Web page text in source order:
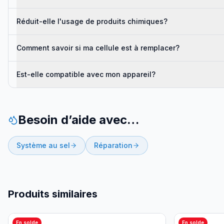
Réduit-elle l'usage de produits chimiques?
Comment savoir si ma cellule est à remplacer?
Est-elle compatible avec mon appareil?
Besoin d’aide avec…
Système au sel Réparation
Produits similaires
En solde En solde